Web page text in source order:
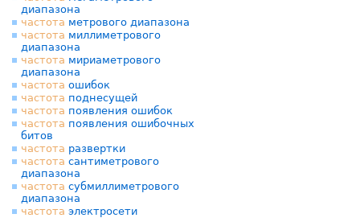
диапазона
частота метрового диапазона
частота миллиметрового
диапазона
частота мириаметрового
диапазона
частота ошибок
частота поднесущей
частота появления ошибок
частота появления ошибочных
битов
частота развертки
частота сантиметрового
диапазона
частота субмиллиметрового
диапазона
частота электросети